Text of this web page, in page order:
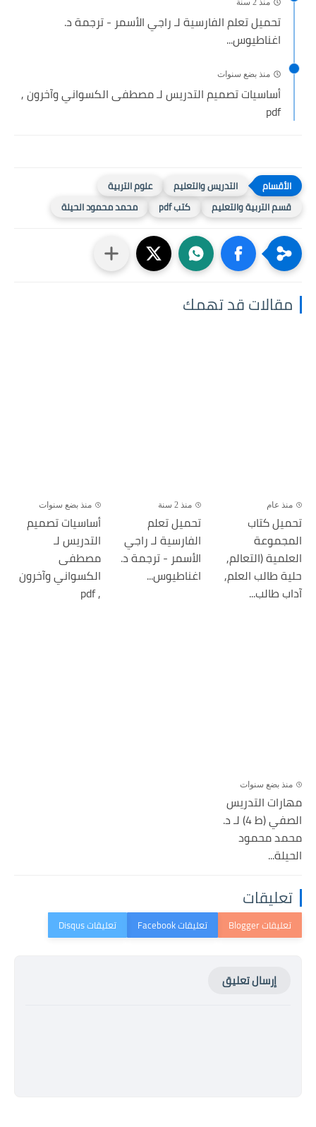
تحميل تعلم الفارسية لـ راجي الأسمر - ترجمة د.
اغناطيوس...
منذ بضع سنوات
أساسيات تصميم التدريس لـ مصطفى الكسواني وآخرون ,
pdf
التدريس والتعليم
علوم التربية
قسم التربية والتعليم
كتب pdf محمد محمود الحيلة
مقالات قد تهمك
منذ عام
تحميل كتاب
المجموعة
العلمية (التعالم,
حلية طالب العلم,
آداب طالب...
منذ 2 سنة
تحميل تعلم
الفارسية لـ راجي
الأسمر - ترجمة د.
اغناطيوس...
منذ بضع سنوات
أساسيات تصميم
التدريس لـ
مصطفى
الكسواني وآخرون
, pdf
منذ بضع سنوات
مهارات التدريس
الصفي (ط 4) لـ د.
محمد محمود
الحيلة...
تعليقات
إرسال تعليق